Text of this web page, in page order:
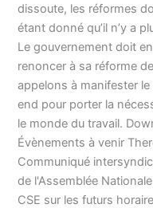
dissoute, les réformes
étant donné qu’il n’y a
Le gouvernement doit
renoncer à sa réforme
appelons à manifester
end pour porter la
le monde du travail.
Évènements à venir
Communiqué
de l'Assemblée
CSE sur les futurs